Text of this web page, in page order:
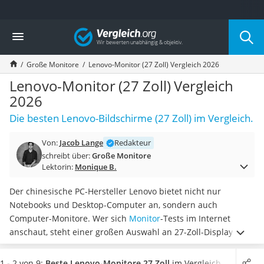
Die beliebtesten Vergleiche nach Kategorie
Elektronik
Powerstation
Monitor 32 Zoll 4K
Fernseher
Drucker
Desktop-PC
Monitor
Laser-Multifunktionsdrucker
Powerline-Adapter
Powerstation mit Solarpanel
Gaming-PC
Soundbar
17-Zoll-Laptop
Satellitenschüssel
Gaming-Headset
Vergleich
Große Monitore Lenovo-Monitor (27 Zoll) Vergleich 2026
Lenovo-Monitor (27 Zoll) Vergleich
2026
Die besten Lenovo-Bildschirme (27 Zoll) im Vergleich.
Von: Jacob Lange
Redakteur
schreibt über:Große Monitore
Lektorin: Monique B.
Der chinesische PC-Hersteller Lenovo bietet nicht nur
Notebooks und Desktop-Computer an, sondern auch
Computer-Monitore. Wer sich Monitor-Tests im Internet
anschaut, steht einer großen Auswahl an 27-Zoll-Displays
gegenüber, diesehr unterschiedliche Features mitbringen.
Wir haben uns die besten Lenovo-27-Zöller näher angeschaut